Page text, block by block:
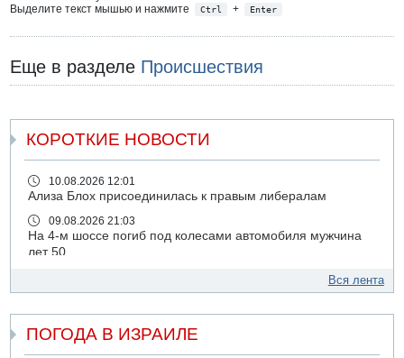
Выделите текст мышью и нажмите
Ctrl + Enter
Еще в разделе Происшествия
КОРОТКИЕ НОВОСТИ
10.08.2026 12:01
Ализа Блох присоединилась к правым либералам
09.08.2026 21:03
На 4-м шоссе погиб под колесами автомобиля мужчина
лет 50
Сын экс-депутата от партии ШАС арестован за
09.08.2026 19:36
16-летний подросток разбился насмерть при падении
Вся лента
ПОГОДА В ИЗРАИЛЕ